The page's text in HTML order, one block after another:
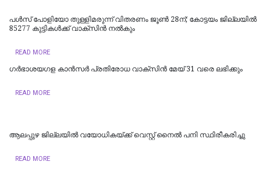
പള്‍സ് പോളിയോ തുള്ളിമരുന്ന് വിതരണം ജൂണ്‍ 28ന്; കോട്ടയം ജില്ലയില്‍
85277 കുട്ടികള്‍ക്ക് വാക്സിന്‍ നല്‍കും
READ MORE
ഗർഭാശയഗള കാൻസർ പ്രതിരോധ വാക്‌സിൻ മേയ് 31 വരെ ലഭിക്കും
READ MORE
ആലപ്പുഴ ജില്ലയിൽ വയോധികയ്ക്ക് വെസ്റ്റ് നൈൽ പനി സ്ഥിരീകരിച്ചു
READ MORE